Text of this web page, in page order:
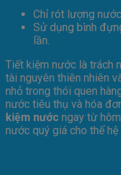
Chỉ rót lượng
Sử dụng bình
lần.
Tiết kiệm nước là trách
tài nguyên thiên nhiên
nhỏ trong thói quen
nước tiêu thụ và hóa
kiệm nước ngay từ
nước quý giá cho thế hệ